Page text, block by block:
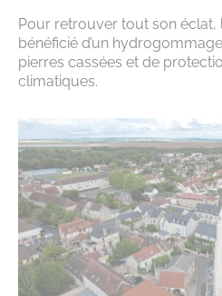
Pour retrouver tout son
bénéficié d’un
pierres cassées et de
climatiques.